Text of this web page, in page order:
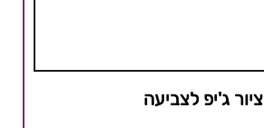
ציור ג'יפ לצביעה